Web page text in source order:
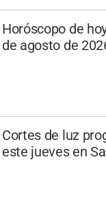
Horóscopo de
de agosto de
Cortes de luz
este jueves en